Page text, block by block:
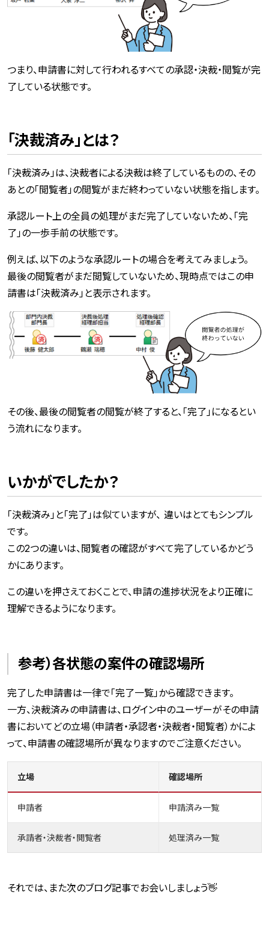
つまり、申請書に対して行われるすべての承認・決裁・閲覧が完
了している状態です。
「決裁済み」とは？
「決裁済み」は、決裁者による決裁は終了しているものの、その
あとの「閲覧者」の閲覧がまだ終わっていない状態を指します。
承認ルート上の全員の処理がまだ完了していないため、「完
了」の一歩手前の状態です。
例えば、以下のような承認ルートの場合を考えてみましょう。
最後の閲覧者がまだ閲覧していないため、現時点ではこの申
請書は「決裁済み」と表示されます。
その後、最後の閲覧者の閲覧が終了すると、「完了」になるとい
う流れになります。
いかがでしたか？
「決裁済み」と「完了」は似ていますが、 違いはとてもシンプル
です。
この2つの違いは、閲覧者の確認がすべて完了しているかどう
かにあります。
この違いを押さえておくことで、申請の進捗状況をより正確に
理解できるようになります。
参考）各状態の案件の確認場所
完了した申請書は一律で「完了一覧」から確認できます。
一方、決裁済みの申請書は、ログイン中のユーザーがその申請
書においてどの立場（申請者・承認者・決裁者・閲覧者）かによ
って、申請書の確認場所が異なりますのでご注意ください。
立場 確認場所
申請者 申請済み一覧
承請者・決裁者・閲覧者 処理済み一覧
それでは、また次のブログ記事でお会いしましょう👋